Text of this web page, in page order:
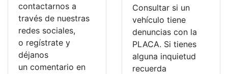
contactarnos a
través de nuestras
redes sociales,
o regístrate y
déjanos
un comentario en
Consultar si un
vehículo tiene
denuncias con la
PLACA. Si tienes
alguna inquietud
recuerda